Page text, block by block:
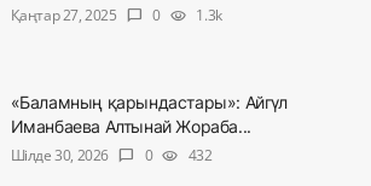
Қаңтар 27, 2025
chat_bubble 0 visibility 1.3k
«Баламның қарындастары»: Айгүл
Иманбаева Алтынай Жораба...
Шілде 30, 2026
chat_bubble 0 visibility 432